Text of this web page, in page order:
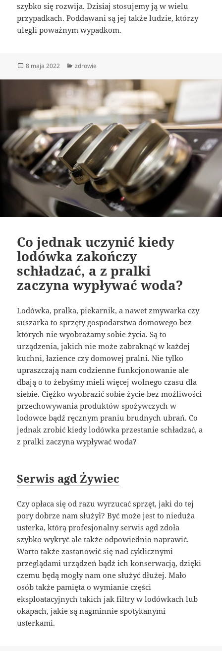
szybko się rozwija. Dzisiaj stosujemy ją w wielu
przypadkach. Poddawani są jej także ludzie, którzy
ulegli poważnym wypadkom.
Data
8 maja 2022 Kategorie
zdrowie
Co jednak uczynić kiedy
lodówka zakończy
schładzać, a z pralki
zaczyna wypływać woda?
Lodówka, pralka, piekarnik, a nawet zmywarka czy
suszarka to sprzęty gospodarstwa domowego bez
których nie wyobrażamy sobie życia. Są to
urządzenia, jakich nie może zabraknąć w każdej
kuchni, łazience czy domowej pralni. Nie tylko
upraszczają nam codzienne funkcjonowanie ale
dbają o to żebyśmy mieli więcej wolnego czasu dla
siebie. Ciężko wyobrazić sobie życie bez możliwości
przechowywania produktów spożywczych w
lodowce bądź ręcznym praniu brudnych ubrań. Co
jednak zrobić kiedy lodówka przestanie schładzać, a
z pralki zaczyna wypływać woda?
Serwis agd Żywiec
Czy opłaca się od razu wyrzucać sprzęt, jaki do tej
pory dobrze nam służył? Być może jest to nieduża
usterka, którą profesjonalny serwis agd zdoła
szybko wykryć ale także odpowiednio naprawić.
Warto także zastanowić się nad cyklicznymi
przeglądami urządzeń bądź ich konserwacją, dzięki
czemu będą mogły nam one służyć dłużej. Mało
osób także pamięta o wymianie części
eksploatacyjnych takich jak filtry w lodówkach lub
okapach, jakie są nagminnie spotykanymi
usterkami.